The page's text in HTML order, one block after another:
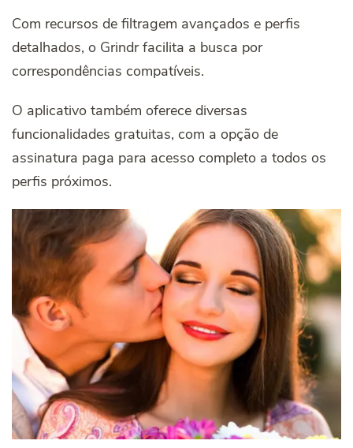
Com recursos de filtragem avançados e perfis
detalhados, o Grindr facilita a busca por
correspondências compatíveis.
O aplicativo também oferece diversas
funcionalidades gratuitas, com a opção de
assinatura paga para acesso completo a todos os
perfis próximos.